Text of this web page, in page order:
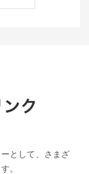
として、さまざ
。